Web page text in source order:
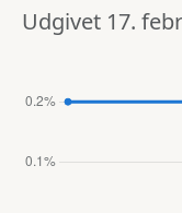
Udgivet 17.